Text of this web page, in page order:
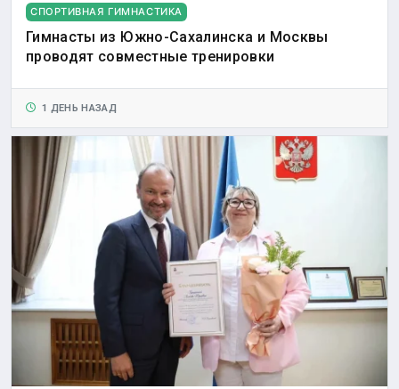
СПОРТИВНАЯ ГИМНАСТИКА
Гимнасты из Южно-Сахалинска и Москвы
проводят совместные тренировки
1 ДЕНЬ НАЗАД